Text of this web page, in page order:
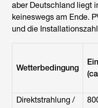
aber Deutschland liegt
keineswegs am Ende.
und die
Wetterbedingung
Direktstrahlung /